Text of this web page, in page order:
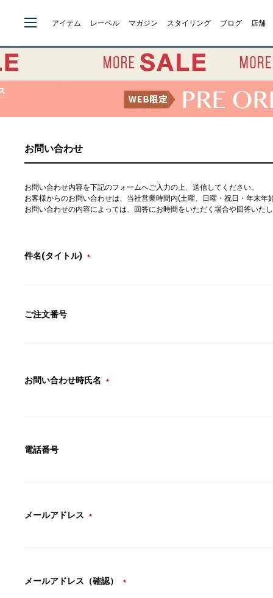
アイテム レーベル マガジン スタイリング ブログ 店舗
お問い合わせ
お問い合わせ内容を下記のフォームへご入力の上、送信してください。
お客様からのお問い合わせは、当社営業時間内(土曜、日曜・祝日・年末
お問い合わせの内容によっては、回答にお時間をいただく場合や回答いた
件名(タイトル) *
ご注文番号
お問い合わせ時氏名 *
電話番号
メールアドレス *
メールアドレス（確認） *